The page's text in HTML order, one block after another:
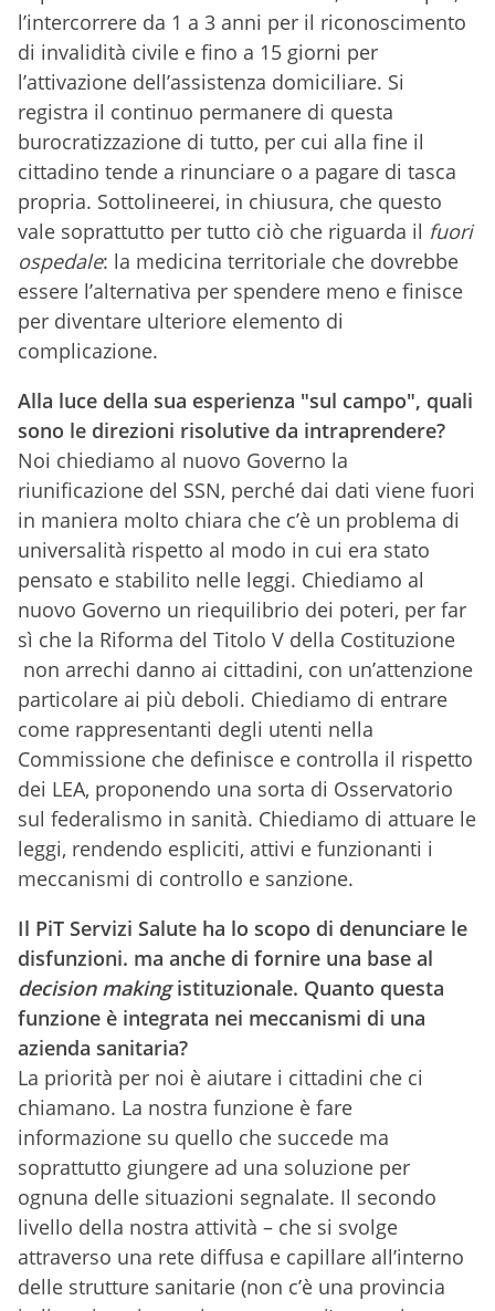
l’intercorrere da 1 a 3 anni per il riconoscimento
di invalidità civile e fino a 15 giorni per
l’attivazione dell’assistenza domiciliare. Si
registra il continuo permanere di questa
burocratizzazione di tutto, per cui alla fine il
cittadino tende a rinunciare o a pagare di tasca
propria. Sottolineerei, in chiusura, che questo
vale soprattutto per tutto ciò che riguarda il fuori
ospedale: la medicina territoriale che dovrebbe
essere l’alternativa per spendere meno e finisce
per diventare ulteriore elemento di
complicazione.
Alla luce della sua esperienza "sul campo", quali
sono le direzioni risolutive da intraprendere?
Noi chiediamo al nuovo Governo la
riunificazione del SSN, perché dai dati viene fuori
in maniera molto chiara che c’è un problema di
universalità rispetto al modo in cui era stato
pensato e stabilito nelle leggi. Chiediamo al
nuovo Governo un riequilibrio dei poteri, per far
sì che la Riforma del Titolo V della Costituzione
non arrechi danno ai cittadini, con un’attenzione
particolare ai più deboli. Chiediamo di entrare
come rappresentanti degli utenti nella
Commissione che definisce e controlla il rispetto
dei LEA, proponendo una sorta di Osservatorio
sul federalismo in sanità. Chiediamo di attuare le
leggi, rendendo espliciti, attivi e funzionanti i
meccanismi di controllo e sanzione.
Il PiT Servizi Salute ha lo scopo di denunciare le
disfunzioni. ma anche di fornire una base al
decision makingistituzionale. Quanto questa
funzione è integrata nei meccanismi di una
azienda sanitaria?
La priorità per noi è aiutare i cittadini che ci
chiamano. La nostra funzione è fare
informazione su quello che succede ma
soprattutto giungere ad una soluzione per
ognuna delle situazioni segnalate. Il secondo
livello della nostra attività – che si svolge
attraverso una rete diffusa e capillare all’interno
delle strutture sanitarie (non c’è una provincia